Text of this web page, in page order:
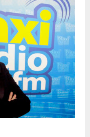
i idejni tvorac
Stefan Debota frontmen
Kotor, upoznala
vjerunauke...